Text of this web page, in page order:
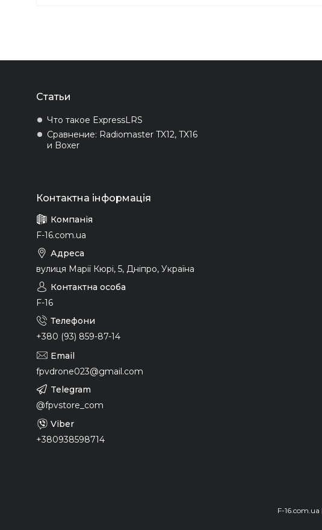
Статьи
Что такое ExpressLRS
Сравнение: Radiomaster TX12, TX16
и Boxer
F-16.com.ua
вулиця Марії Кюрі, 5, Дніпро, Україна
F-16
+380 (93) 859-87-14
fpvdrone023@gmail.com
@fpvstore_com
+380938598714